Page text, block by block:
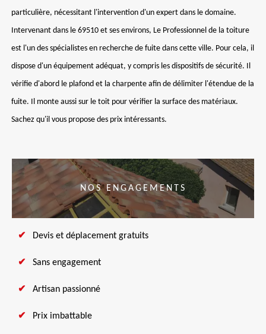
particulière, nécessitant l'intervention d'un expert dans le domaine.
Intervenant dans le 69510 et ses environs, Le Professionnel de la toiture
est l'un des spécialistes en recherche de fuite dans cette ville. Pour cela, il
dispose d'un équipement adéquat, y compris les dispositifs de sécurité. Il
vérifie d'abord le plafond et la charpente afin de délimiter l'étendue de la
fuite. Il monte aussi sur le toit pour vérifier la surface des matériaux.
Sachez qu'il vous propose des prix intéressants.
NOS ENGAGEMENTS
Devis et déplacement gratuits
Sans engagement
Artisan passionné
Prix imbattable